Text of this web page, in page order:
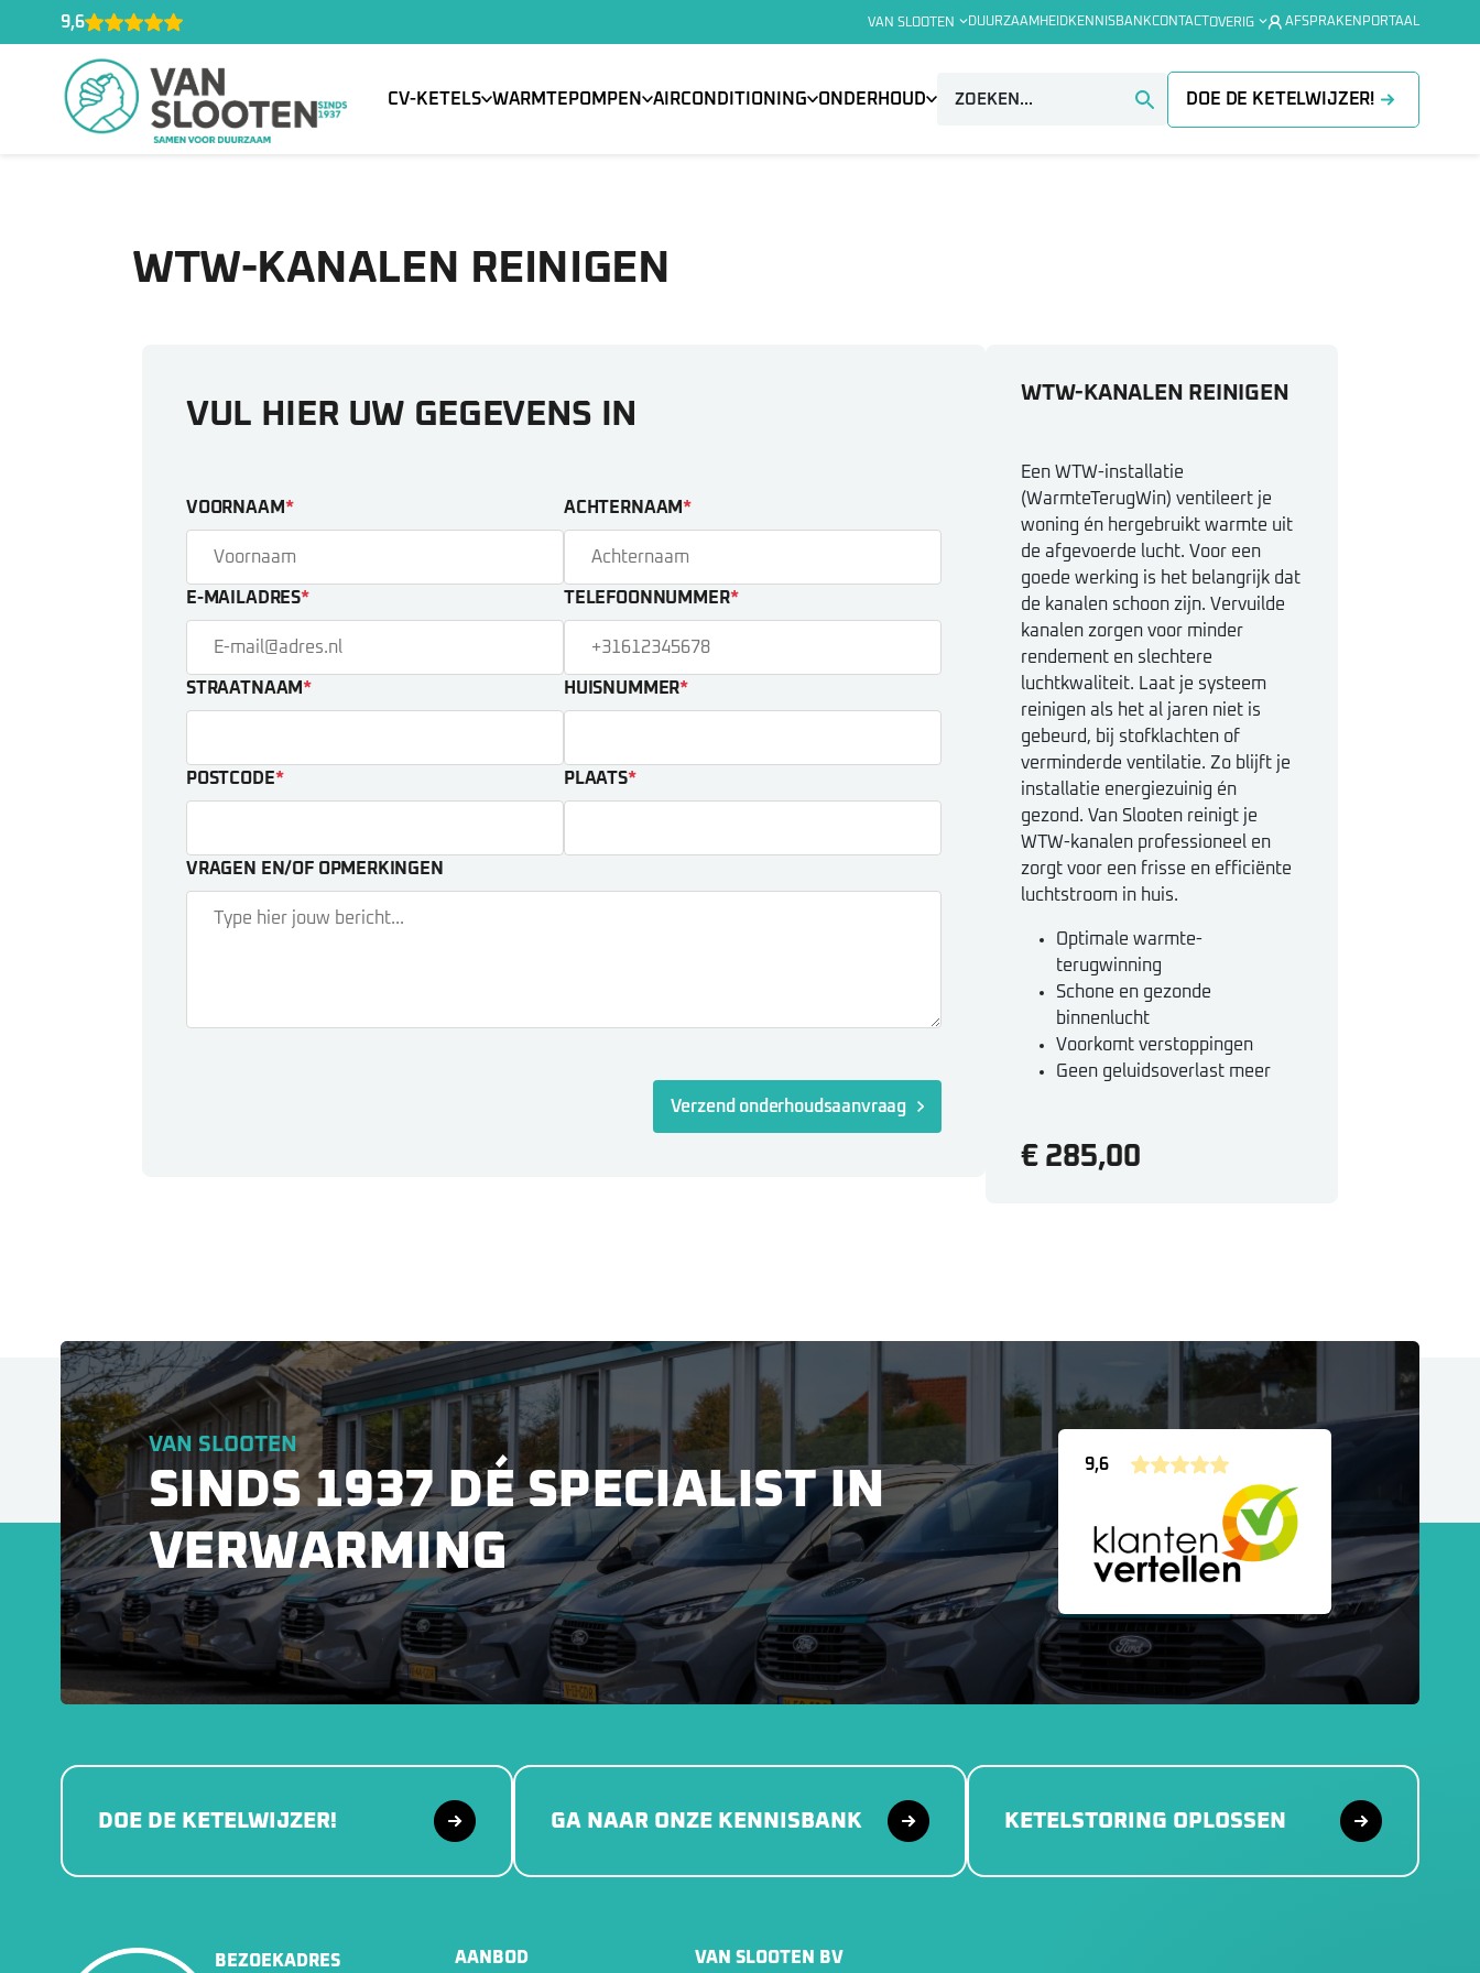
9,6 VAN SLOOTEN DUURZAAMHEIDKENNISBANKCONTACT OVERIG AFSPRAKENPORTAAL
CV-KETELS WARMTEPOMPEN AIRCONDITIONING ONDERHOUD DOE DE KETELWIJZER!
WTW-KANALEN REINIGEN
VUL HIER UW GEGEVENS IN
VOORNAAM* ACHTERNAAM*
E-MAILADRES* TELEFOONNUMMER*
STRAATNAAM* HUISNUMMER*
POSTCODE* PLAATS*
VRAGEN EN/OF OPMERKINGEN
Verzend onderhoudsaanvraag
WTW-KANALEN REINIGEN
Een WTW-installatie
(WarmteTerugWin) ventileert je
woning én hergebruikt warmte uit
de afgevoerde lucht. Voor een
goede werking is het belangrijk dat
de kanalen schoon zijn. Vervuilde
kanalen zorgen voor minder
rendement en slechtere
luchtkwaliteit. Laat je systeem
reinigen als het al jaren niet is
gebeurd, bij stofklachten of
verminderde ventilatie. Zo blijft je
installatie energiezuinig én
gezond. Van Slooten reinigt je
WTW-kanalen professioneel en
zorgt voor een frisse en efficiënte
luchtstroom in huis.
Optimale warmte-
terugwinning
Schone en gezonde
binnenlucht
Voorkomt verstoppingen
Geen geluidsoverlast meer
€ 285,00
VAN SLOOTEN
SINDS 1937 DÉ SPECIALIST IN
VERWARMING
9,6
DOE DE KETELWIJZER! GA NAAR ONZE KENNISBANK KETELSTORING OPLOSSEN
BEZOEKADRES AANBOD VAN SLOOTEN BV